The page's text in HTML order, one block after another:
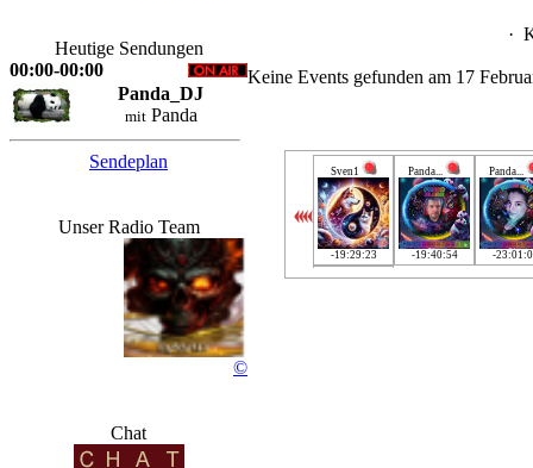
Heutige Sendungen
00:00-00:00
Panda_DJ
mitPanda
Sendeplan
Unser Radio Team
©
Chat
·
Keine Events gefunden am 17
Sven1
-19:29:23
Panda...
-19:40:54
Panda...
-
Rocky...